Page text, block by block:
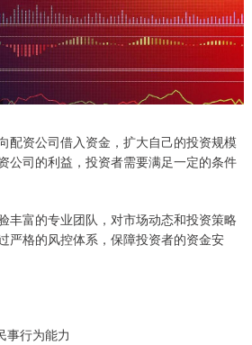
配资公司借入资金，扩大自己的投资规模
公司的利益，投资者需要满足一定的条件
丰富的专业团队，对市场动态和投资策略
严格的风控体系，保障投资者的资金安
事行为能力